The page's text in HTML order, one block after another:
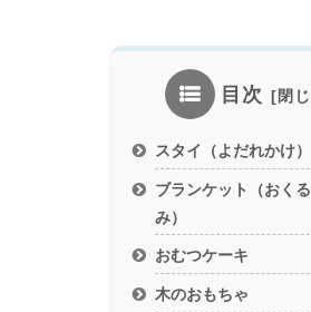
目次
スタイ（よだれかけ）
ブランケット（おくる
み）
おむつケーキ
木のおもちゃ